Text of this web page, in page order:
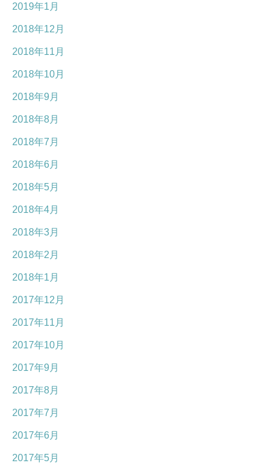
2019年1月
2018年12月
2018年11月
2018年10月
2018年9月
2018年8月
2018年7月
2018年6月
2018年5月
2018年4月
2018年3月
2018年2月
2018年1月
2017年12月
2017年11月
2017年10月
2017年9月
2017年8月
2017年7月
2017年6月
2017年5月